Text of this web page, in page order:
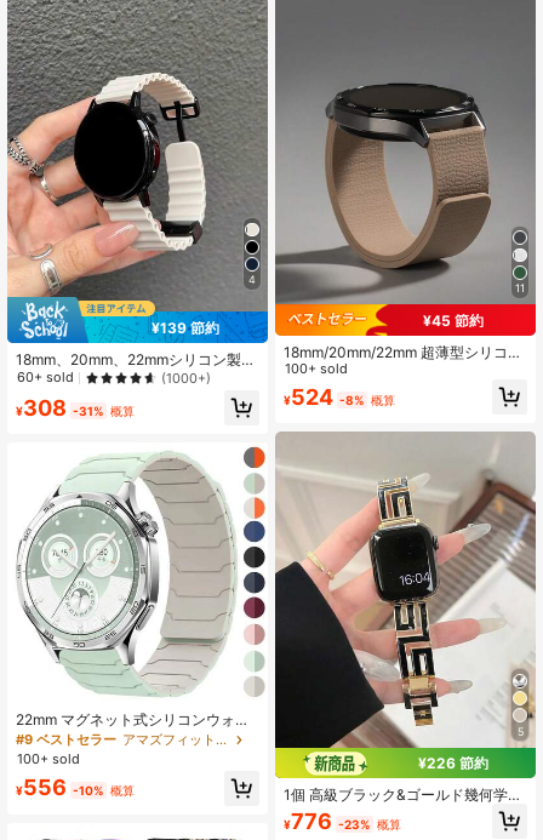
4
¥139 節約
18mm、20mm、22mmシリコン製マ
グネット式ウォッチストラップ。Sa
ォッチバンド GT6/5/4/3、Garmin、
60+ sold (1000+)
¥308 -31% 概算
22mm マグネット式シリコンウォッ
チバンド、Huawei Watch GT5 GT4
3 46mm、Amazfit Balanceに対応
#9 ベストセラー
アマズフィット ウォッチバンド
100+ sold
¥556 -10% 概算
11
¥45 節約
18mm/20mm/22mm 超薄型シリコン
製マグネット式腕時計バンド - Hua
wei、Galaxy Watch 7/6/5/4 40mm/
44mm、Galaxy Watch 5 Pro、Gala
GT4/GT3/GT2 Proに対応 - 快適なユ
100+ sold
¥524 -8% 概算
5
¥226 節約
1個 高級ブラック&ゴールド幾何学模
様ウォッチバンド 38mm 40mm 41m
m 42mm 44mm 45mm 46mm 49m
¥776 -23% 概算